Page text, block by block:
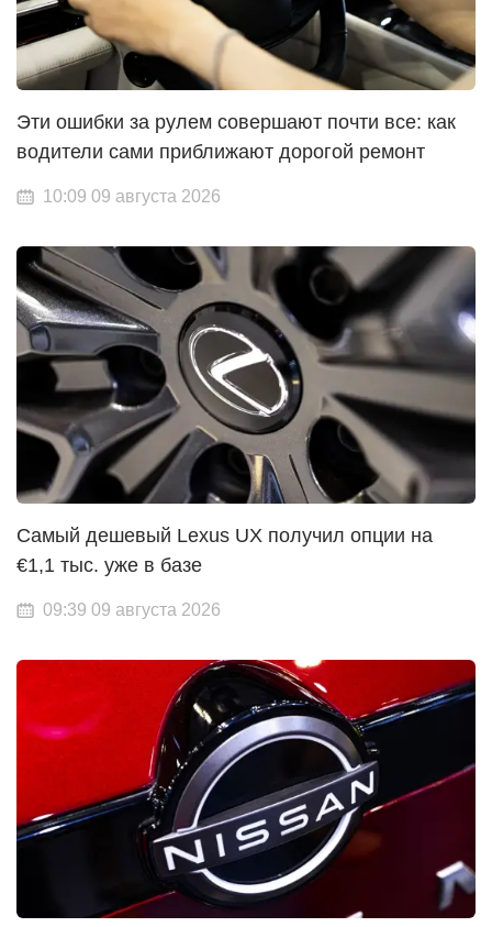
Эти ошибки за рулем совершают почти все: как
водители сами приближают дорогой ремонт
10:09 09 августа 2026
Самый дешевый Lexus UX получил опции на
€1,1 тыс. уже в базе
09:39 09 августа 2026